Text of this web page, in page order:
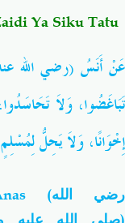
Ya Siku Tatu
عَنْ أَنَسُ (رضي الله
تَبَاغَضُوا، وَلاَ
إِخْوَانًا، وَلاَ يَحِلُّ
(رضي الله